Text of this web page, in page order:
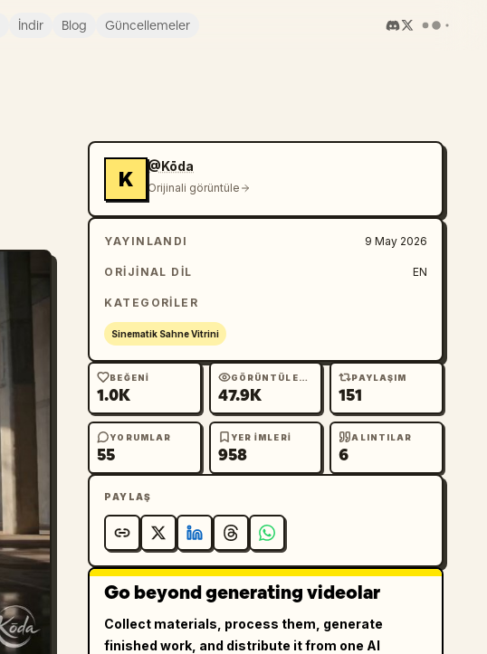
İndir Blog Güncellemeler
K
@Kōda
Orijinali görüntüle
YAYINLANDI 9 May 2026
ORIJINAL DIL EN
KATEGORILER
Sinematik Sahne Vitrini
BEĞENI
1.0K
GÖRÜNTÜLEME
47.9K
PAYLAŞIM
151
YORUMLAR
55
YER IMLERI
958
ALINTILAR
6
PAYLAŞ
Go beyond generating videolar
Collect materials, process them, generate
finished work, and distribute it from one AI